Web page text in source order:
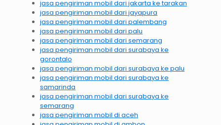
jasa pengiriman mobil dari jakarta ke tarakan
jasa pengiriman mobil dari jayapura
jasa pengiriman mobil dari palembang
jasa pengiriman mobil dari palu
jasa pengiriman mobil dari semarang
jasa pengiriman mobil dari surabaya ke
gorontalo
jasa pengiriman mobil dari surabaya ke palu
jasa pengiriman mobil dari surabaya ke
samarinda
jasa pengiriman mobil dari surabaya ke
semarang
jasa pengiriman mobil di aceh